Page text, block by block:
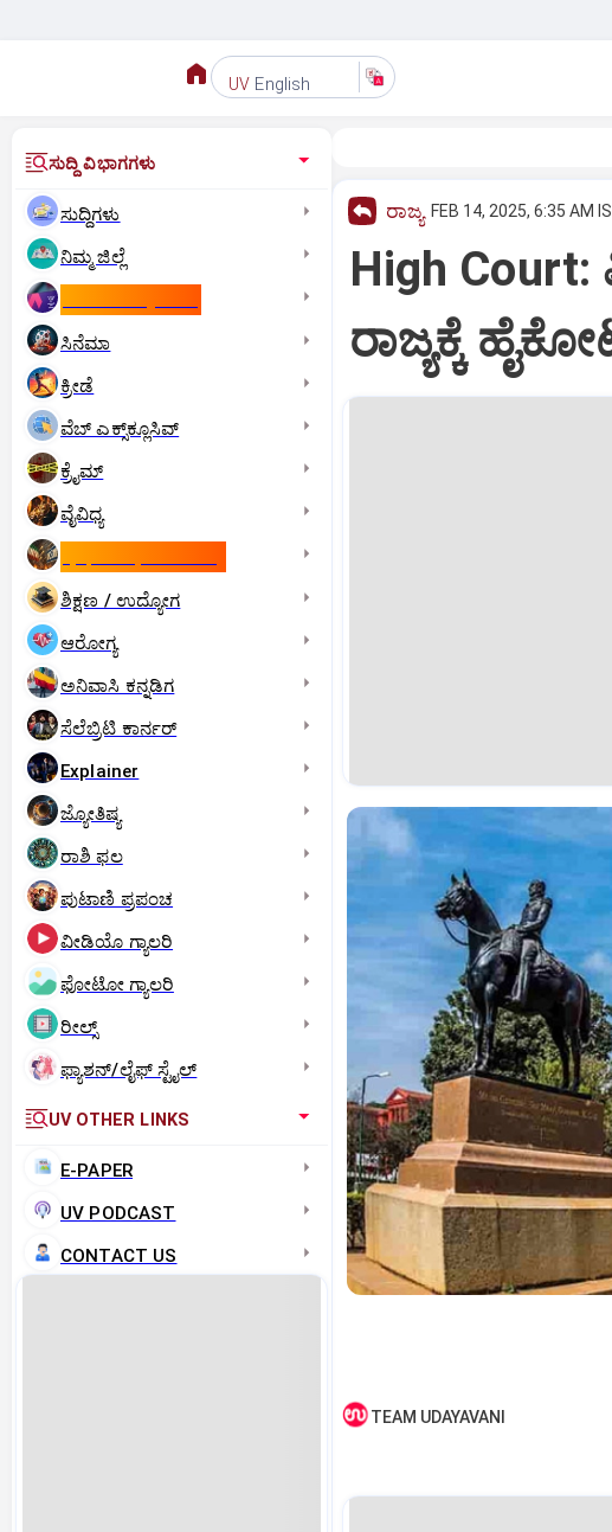
UV English
ಸುದ್ದಿ ವಿಭಾಗಗಳು
ಸುದ್ದಿಗಳು
ನಿಮ್ಮ ಜಿಲ್ಲೆ
ಸಿನೆಮಾ
ಕ್ರೀಡೆ
ವೆಬ್ ಎಕ್ಸ್‌ಕ್ಲೂಸಿವ್
ಕ್ರೈಮ್
ವೈವಿಧ್ಯ
ಶಿಕ್ಷಣ / ಉದ್ಯೋಗ
ಆರೋಗ್ಯ
ಅನಿವಾಸಿ ಕನ್ನಡಿಗ
ಸೆಲೆಬ್ರಿಟಿ ಕಾರ್ನರ್‌
Explainer
ಜ್ಯೋತಿಷ್ಯ
ರಾಶಿ ಫಲ
ಪುಟಾಣಿ ಪ್ರಪಂಚ
ವೀಡಿಯೊ ಗ್ಯಾಲರಿ
ಫೋಟೋ ಗ್ಯಾಲರಿ
ರೀಲ್ಸ್
ಫ್ಯಾಶನ್/ಲೈಫ್‌ ಸ್ಟೈಲ್
UV OTHER LINKS
E-PAPER
UV PODCAST
CONTACT US
ರಾಜ್ಯ FEB 14, 2025, 6:35 AM
High Court:
ರಾಜ್ಯಕ್ಕೆ
TEAM UDAYAVANI